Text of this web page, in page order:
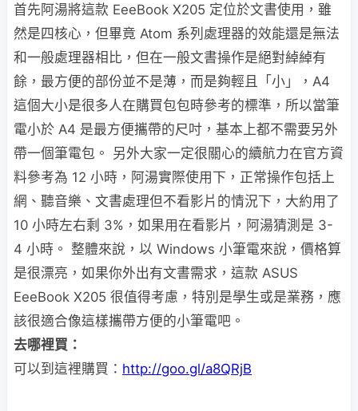
首先阿湯將這款 EeeBook X205 定位於文書使用，雖
然是四核心，但畢竟 Atom 系列處理器的效能還是無法
和一般處理器相比，但在一般文書操作是絕對綽綽有
餘，最方便的部份並不是薄，而是夠輕且「小」，A4
這個大小是很多人在購買包包時參考的標準，所以當筆
電小於 A4 是最方便攜帶的尺吋，基本上都不需要另外
帶一個筆電包。 另外大家一定很關心的續航力在官方資
料參考為 12 小時，阿湯實際使用下，正常操作包括上
網、聽音樂、文書處理但不看影片的情況下，大約用了
10 小時左右剩 3%，如果用在看影片，阿湯猜測是 3-
4 小時。 整體來說，以 Windows 小筆電來說，價格算
是很漂亮，如果你外出有文書需求，這款 ASUS
EeeBook X205 很值得考慮，特別是學生或是業務，應
該很適合像這樣攜帶方便的小筆電吧。
去哪裡買：
可以到這裡購買： http://goo.gl/a8QRjB